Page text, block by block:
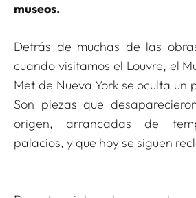
museos.
Detrás de muchas de las
cuando visitamos el Louvre, el
Met de Nueva York se oculta un
Son piezas que
origen, arrancadas de
palacios, y que hoy se siguen